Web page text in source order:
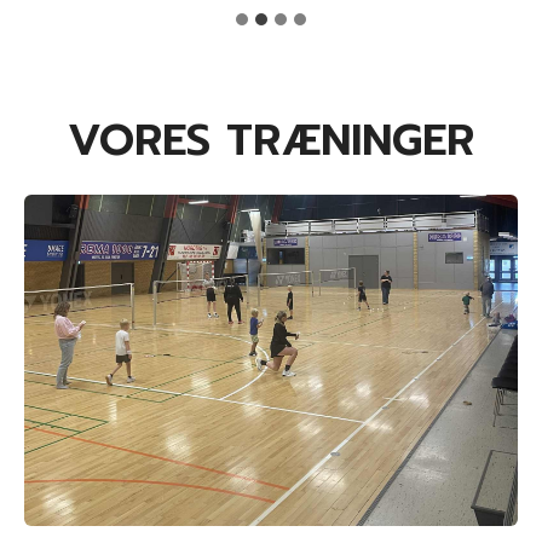
VORES TRÆNINGER